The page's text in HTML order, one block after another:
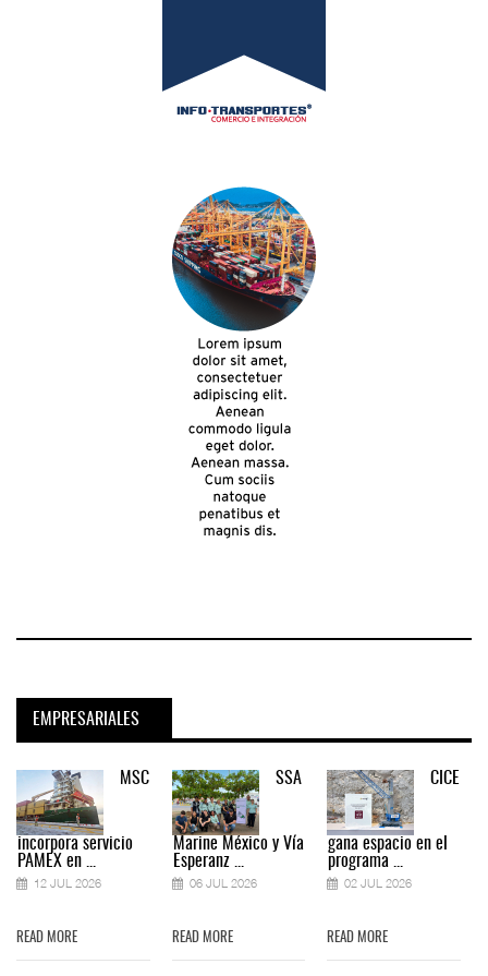
EMPRESARIALES
MSC
incorpora servicio
PAMEX en ...
12 JUL 2026
READ MORE
SSA
Marine México y Vía
Esperanz ...
06 JUL 2026
READ MORE
CICE
gana espacio en el
programa ...
02 JUL 2026
READ MORE